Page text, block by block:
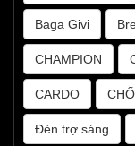
Baga Givi
CHAMPION
CARDO
Đèn trợ sáng